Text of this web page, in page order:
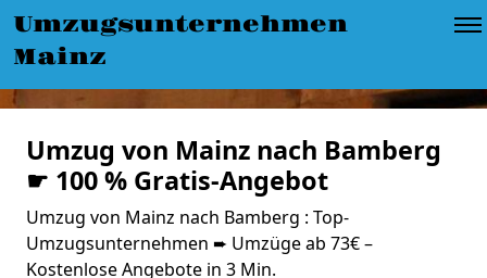
Umzugsunternehmen
Mainz
Umzug von Mainz nach Bamberg
☛ 100 % Gratis-Angebot
Umzug von Mainz nach Bamberg : Top-
Umzugsunternehmen ➨ Umzüge ab 73€ –
Kostenlose Angebote in 3 Min.